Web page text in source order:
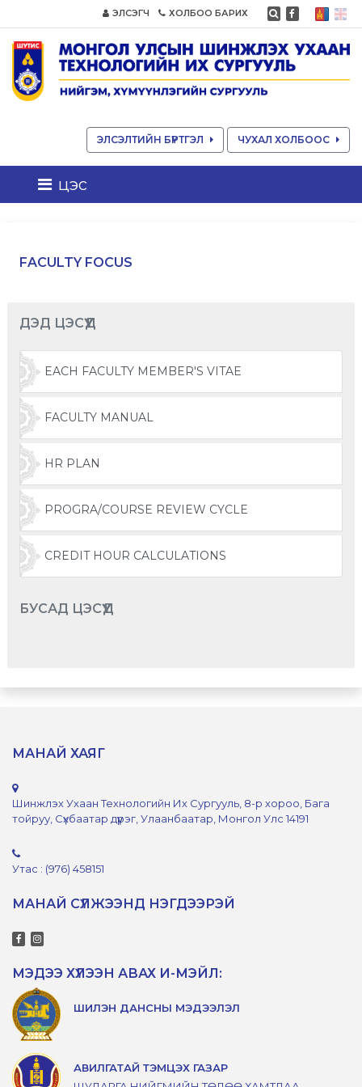
ЭЛСЭГЧ ХОЛБОО БАРИХ
ЭЛСЭЛТИЙН БҮРТГЭЛ ЧУХАЛ ХОЛБООС
цэс
FACULTY FOCUS
ДЭД ЦЭСҮҮД
EACH FACULTY MEMBER'S VITAE
FACULTY MANUAL
HR PLAN
PROGRA/COURSE REVIEW CYCLE
CREDIT HOUR CALCULATIONS
БУСАД ЦЭСҮҮД
МАНАЙ ХАЯГ
Шинжлэх Ухаан Технологийн Их Сургууль, 8-р хороо, Бага
тойруу, Сүхбаатар дүүрэг, Улаанбаатар, Монгол Улс 14191
Утас : (976) 458151
МАНАЙ СҮЛЖЭЭНД НЭГДЭЭРЭЙ
МЭДЭЭ ХҮЛЭЭН АВАХ И-МЭЙЛ:
ШИЛЭН ДАНСНЫ МЭДЭЭЛЭЛ
АВИЛГАТАЙ ТЭМЦЭХ ГАЗАР